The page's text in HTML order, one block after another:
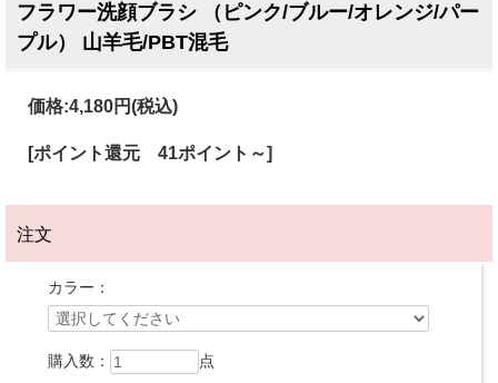
フラワー洗顔ブラシ （ピンク/ブルー/オレンジ/パー
プル） 山羊毛/PBT混毛
価格:4,180円(税込)
[ポイント還元 41ポイント～]
注文
カラー：
購入数： 点